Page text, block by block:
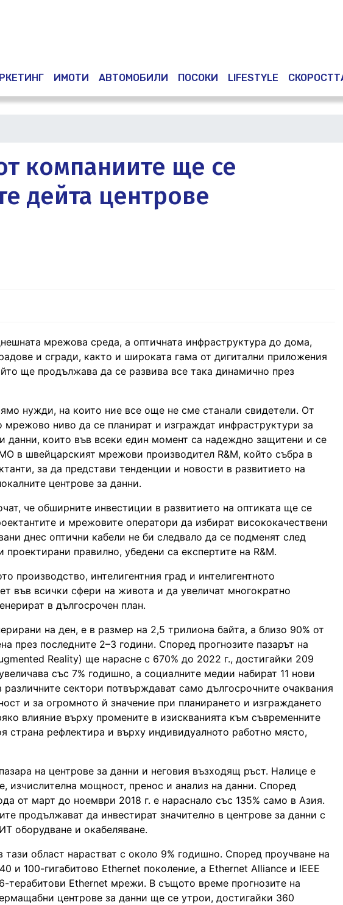
ИМОТИ АВТОМОБИЛИ ПОСОКИ LIFESTYLE
компаниите ще се
дейта центрове
мрежова среда, а оптичната инфраструктура до дома,
и сгради, както и широката гама от дигитални приложения
ще продължава да се развива все така динамично през
нужди, на които ние все още не сме станали свидетели. От
ниво да се планират и изграждат инфраструктури за
които във всеки един момент са надеждно защитени и се
в швейцарският мрежови производител R&M, който събра в
за да представи тенденции и новости в развитието на
центрове за данни.
че обширните инвестиции в развитието на оптиката ще се
и мрежовите оператори да избират висококачествени
днес оптични кабели не би следвало да се подменят след
правилно, убедени са експертите на R&M.
производство, интелигентния град и интелигентното
във всички сфери на живота и да увеличат многократно
в дългосрочен план.
на ден, е в размер на 2,5 трилиона байта, а близо 90% от
през последните 2–3 години. Според прогнозите пазарът на
Reality) ще нарасне с 670% до 2022 г., достигайки 209
със 7% годишно, а социалните медии набират 11 нови
сектори потвърждават само дългосрочните очаквания
и за огромното й значение при планирането и изграждането
влияние върху промените в изискванията към съвременните
страна рефлектира и върху индивидуалното работно място,
на центрове за данни и неговия възходящ ръст. Налице е
изчислителна мощност, пренос и анализ на данни. Според
от март до ноември 2018 г. е нараснало със 135% само в Азия.
продължават да инвестират значително в центрове за данни с
оборудване и окабеляване.
област нарастват с около 9% годишно. Според проучване на
и 100-гигабитово Ethernet поколение, а Ethernet Alliance и IEEE
терабитови Ethernet мрежи. В същото време прогнозите на
центрове за данни ще се утрои, достигайки 360